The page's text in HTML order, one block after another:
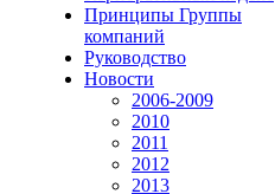
Принципы Группы
компаний
Руководство
Новости
2006-2009
2010
2011
2012
2013